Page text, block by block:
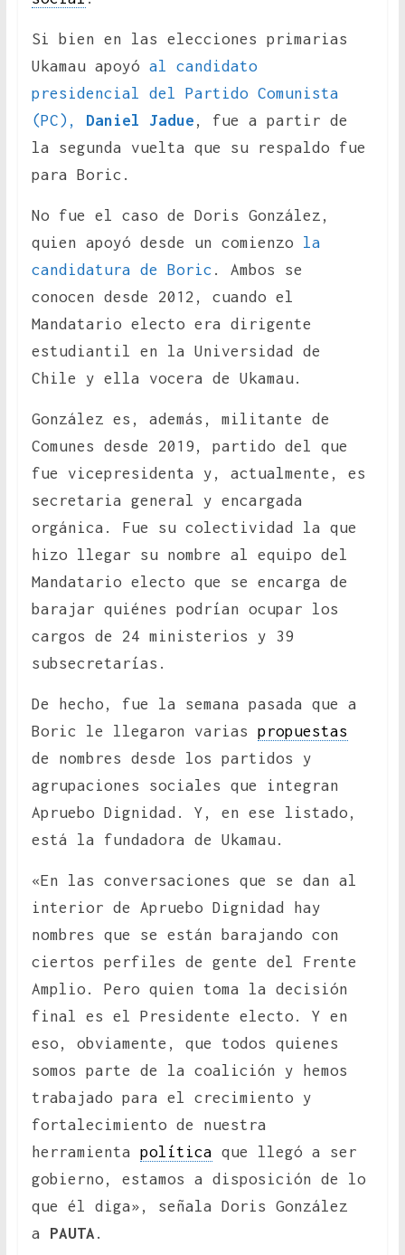
Si bien en las elecciones primarias
Ukamau apoyó al candidato
presidencial del Partido Comunista
(PC),
Daniel Jadue , fue a partir de
la segunda vuelta que su respaldo fue
para Boric.
No fue el caso de Doris González,
quien apoyó desde un comienzo la
candidatura de Boric . Ambos se
conocen desde 2012, cuando el
Mandatario electo era dirigente
estudiantil en la Universidad de
Chile y ella vocera de Ukamau.
González es, además, militante de
Comunes desde 2019, partido del que
fue vicepresidenta y, actualmente, es
secretaria general y encargada
orgánica. Fue su colectividad la que
hizo llegar su nombre al equipo del
Mandatario electo que se encarga de
barajar quiénes podrían ocupar los
cargos de 24 ministerios y 39
subsecretarías.
De hecho, fue la semana pasada que a
Boric le llegaron varias propuestas
de nombres desde los partidos y
agrupaciones sociales que integran
Apruebo Dignidad. Y, en ese listado,
está la fundadora de Ukamau.
«En las conversaciones que se dan al
interior de Apruebo Dignidad hay
nombres que se están barajando con
ciertos perfiles de gente del Frente
Amplio. Pero quien toma la decisión
final es el Presidente electo. Y en
eso, obviamente, que todos quienes
somos parte de la coalición y hemos
trabajado para el crecimiento y
fortalecimiento de nuestra
herramienta política que llegó a ser
gobierno, estamos a disposición de lo
que él diga», señala Doris González
a PAUTA .